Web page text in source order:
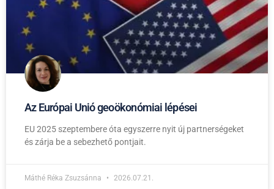
Az Európai Unió geoökonómiai lépései
EU 2025 szeptembere óta egyszerre nyit új partnerségeket
és zárja be a sebezhető pontjait.
Máthé Réka Zsuzsánna 2026.07.21.